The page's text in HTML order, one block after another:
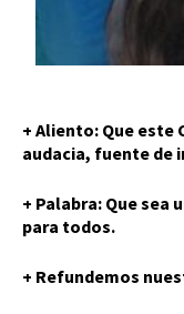
+ Aliento: Que
audacia, fuente de
+ Palabra: Que sea
para todos.
+ Refundemos